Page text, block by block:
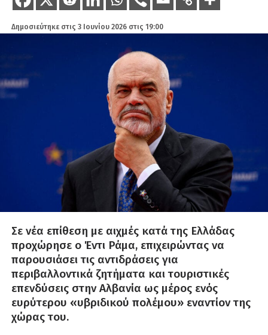
Δημοσιεύτηκε στις 3 Ιουνίου 2026 στις 19:00
Σε νέα επίθεση με αιχμές κατά της Ελλάδας
προχώρησε ο Έντι Ράμα, επιχειρώντας να
παρουσιάσει τις αντιδράσεις για
περιβαλλοντικά ζητήματα και τουριστικές
επενδύσεις στην Αλβανία ως μέρος ενός
ευρύτερου «υβριδικού πολέμου» εναντίον της
χώρας του.